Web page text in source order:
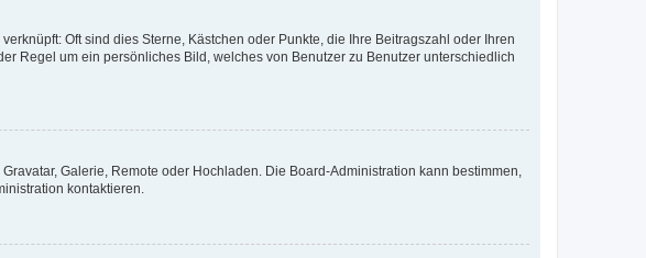
Oft sind dies Sterne, Kästchen oder Punkte, die Ihre Beitragszahl oder Ihren
Regel um ein persönliches Bild, welches von Benutzer zu Benutzer unterschiedlich
Galerie, Remote oder Hochladen. Die Board-Administration kann bestimmen,
kontaktieren.